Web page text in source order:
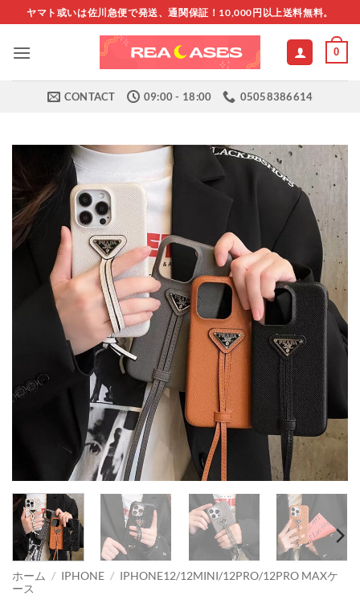
to
content
ヤマト或いは佐川急便で発送、通関保証！10,000円以上送料無料。
0
CONTACT 09:00 - 18:00 05058386614
ホーム / IPHONE / IPHONE12/12MINI/12PRO/12PRO MAXケ
ース